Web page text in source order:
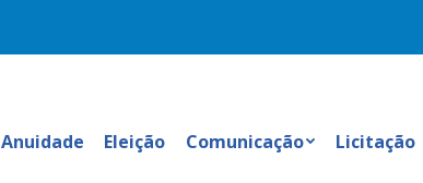
Anuidade Eleição Comunicação Licitação